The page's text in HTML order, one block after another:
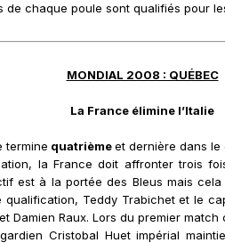
de chaque poule sont qualifiés pour
MONDIAL 2008 : QUÉBEC
La France élimine l’Italie
termine quatrièmeet dernière dans le
la France doit affronter trois
est à la portée des Bleus mais
Teddy Trabichet et le
Damien Raux. Lors du premier match
Cristobal Huet impérial